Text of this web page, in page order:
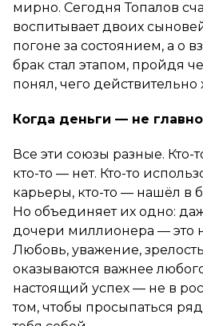
мирно. Сегодня Топалов
воспитывает двоих
погоне за состоянием, а о
брак стал этапом, пройдя
понял, чего действительно
Когда деньги — не
Все эти союзы разные. Кто-
кто-то — нет. Кто-то
карьеры, кто-то — нашёл в
Но объединяет их одно:
дочери миллионера — это
Любовь, уважение,
оказываются важнее
настоящий успех — не в
том, чтобы просыпаться